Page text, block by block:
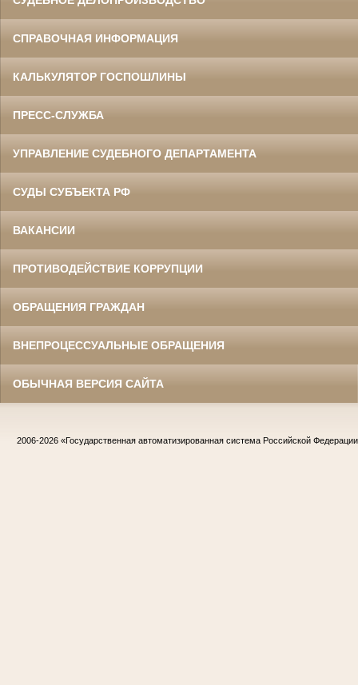
СПРАВОЧНАЯ ИНФОРМАЦИЯ
КАЛЬКУЛЯТОР ГОСПОШЛИНЫ
ПРЕСС-СЛУЖБА
УПРАВЛЕНИЕ СУДЕБНОГО ДЕПАРТАМЕНТА
СУДЫ СУБЪЕКТА РФ
ВАКАНСИИ
ПРОТИВОДЕЙСТВИЕ КОРРУПЦИИ
ОБРАЩЕНИЯ ГРАЖДАН
ВНЕПРОЦЕССУАЛЬНЫЕ ОБРАЩЕНИЯ
ОБЫЧНАЯ ВЕРСИЯ САЙТА
2006-2026 «Государственная автоматизированная система Российской